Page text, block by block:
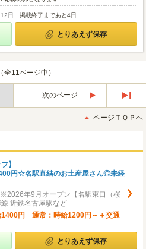
日 掲載終了まであと4日
とりあえず保存
全11ページ中）
次のページ
後
ページＴＯＰへ
】
円☆名駅直結のお土産屋さん◎未経
年9月オープン【名駅東口（桜
近鉄名古屋駅など
1400円 通常：時給1200円～＋交通
とりあえず保存